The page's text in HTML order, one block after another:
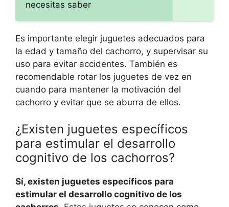
necesitas saber
Es importante elegir juguetes adecuados para
la edad y tamaño del cachorro, y supervisar su
uso para evitar accidentes. También es
recomendable rotar los juguetes de vez en
cuando para mantener la motivación del
cachorro y evitar que se aburra de ellos.
¿Existen juguetes específicos
para estimular el desarrollo
cognitivo de los cachorros?
Sí, existen juguetes específicos para
estimular el desarrollo cognitivo de los